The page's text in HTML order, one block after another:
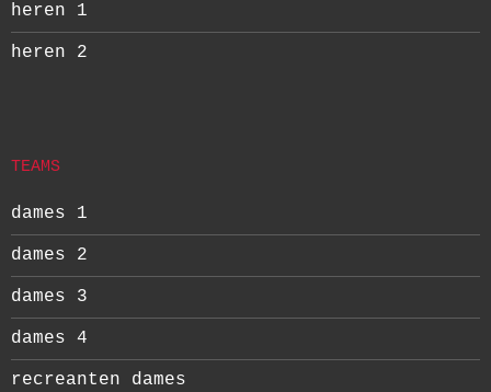
heren 1
heren 2
TEAMS
dames 1
dames 2
dames 3
dames 4
recreanten dames